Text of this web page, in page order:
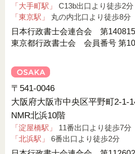
「大手町駅」
C13b出口より徒歩2分
「東京駅」
丸の内北口より徒歩8分
日本行政書士会連合会 第
東京都行政書士会 会員番号 第
〒541-0046
大阪府大阪市中央区平野町2-1-
NMR北浜10階
「淀屋橋駅」
11番出口より徒歩7分
「北浜駅」
6番出口より徒歩2分